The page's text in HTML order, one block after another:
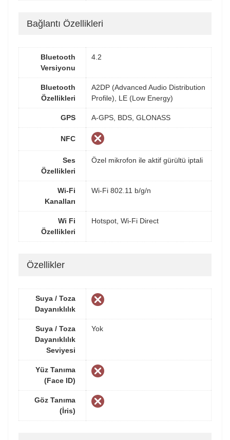
Bağlantı Özellikleri
Bluetooth
Versiyonu
4.2
Bluetooth
Özellikleri
A2DP (Advanced Audio Distribution
Profile), LE (Low Energy)
GPS A-GPS, BDS, GLONASS
NFC
Ses
Özellikleri
Özel mikrofon ile aktif gürültü iptali
Wi-Fi
Kanalları
Wi-Fi 802.11 b/g/n
Wi Fi
Özellikleri
Hotspot, Wi-Fi Direct
Özellikler
Suya / Toza
Dayanıklılık
Suya / Toza
Dayanıklılık
Seviyesi
Yok
Yüz Tanıma
(Face ID)
Göz Tanıma
(İris)